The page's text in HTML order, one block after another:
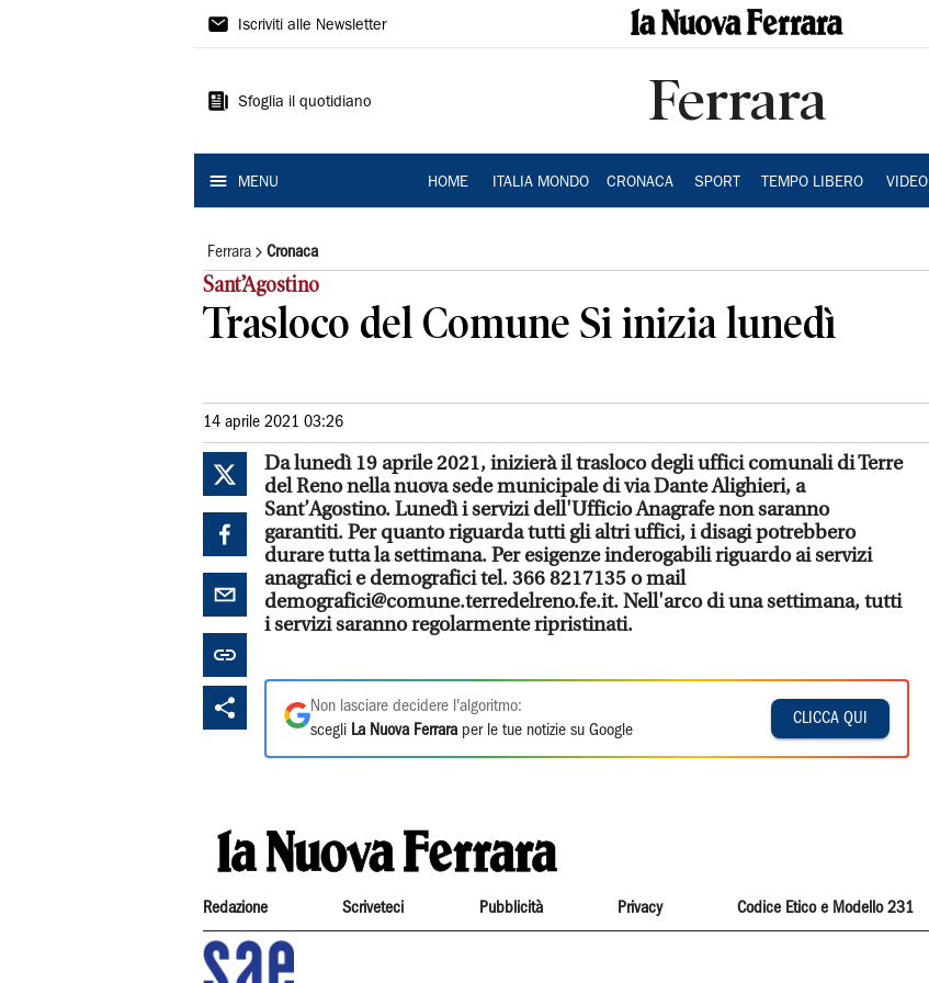
La
Ferrara
Iscriviti alle Newsletter
Sfoglia il quotidiano Ferrara
MENU HOME ITALIA MONDO CRONACA SPORT TEMPO LIBERO VIDEO
Ferrara Cronaca
Sant’Agostino
Trasloco del Comune Si inizia lunedì
14 aprile 2021 03:26
Da lunedì 19 aprile 2021, inizierà il trasloco degli uffici comunali di Terre
del Reno nella nuova sede municipale di via Dante Alighieri, a
Sant’Agostino. Lunedì i servizi dell'Ufficio Anagrafe non saranno
garantiti. Per quanto riguarda tutti gli altri uffici, i disagi potrebbero
durare tutta la settimana. Per esigenze inderogabili riguardo ai servizi
anagrafici e demografici tel. 366 8217135 o mail
demografici@comune.terredelreno.fe.it. Nell'arco di una settimana, tutti
i servizi saranno regolarmente ripristinati.
Non lasciare decidere l'algoritmo:
scegli La Nuova Ferrara per le tue notizie su Google
CLICCA QUI
Redazione Scriveteci Pubblicità Privacy Codice Etico e Modello 231